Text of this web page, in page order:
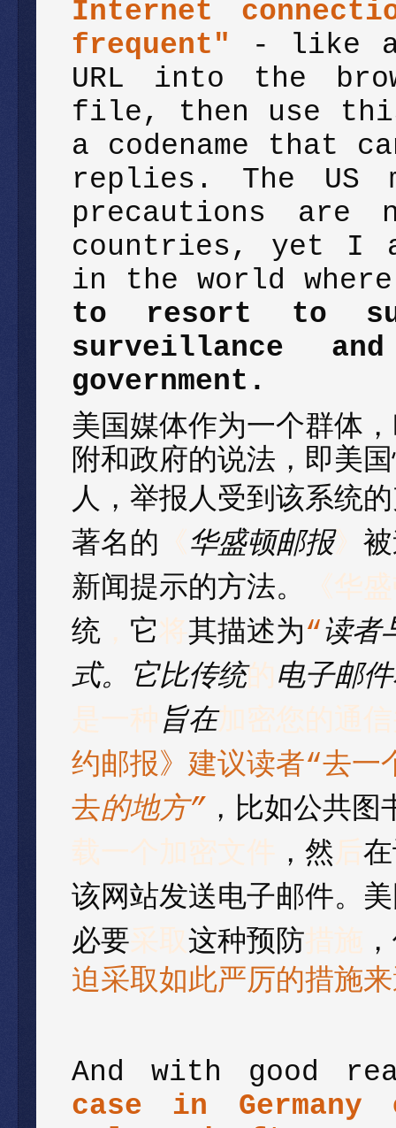
Internet
frequent"
- like
URL into the
file, then use
a codename that
replies. The US
precautions
countries, yet I
in the world
to resort to
surveillance
government.
美国媒体作为一个群体
附和政府的说法，即美
人，举报人受到该系统
著名的 《华盛顿邮报》
新闻提示的方法。
《华
统 ， 它将其描述为“读者
式。它比传统的电子邮
是一种旨在加密您的通
约邮报》建议读者“去一
去的地方” ，比如公共图
载一个加密文件 ，然后
该网站发送电子邮件。
必要采取这种预防措施
迫采取如此严厉的措施
And with good
case in